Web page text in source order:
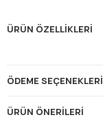
ÜRÜN ÖZELLIKLERI
ÖDEME SEÇENEKLERI
ÜRÜN ÖNERILERI